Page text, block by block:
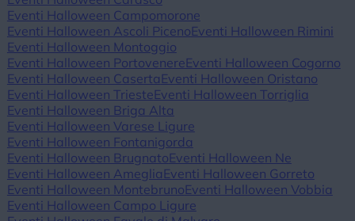
Eventi Halloween Campomorone
Eventi Halloween Ascoli PicenoEventi Halloween Rimini
Eventi Halloween Montoggio
Eventi Halloween PortovenereEventi Halloween Cogorno
Eventi Halloween Caserta Eventi Halloween Oristano
Eventi Halloween TriesteEventi Halloween Torriglia
Eventi Halloween Briga Alta
Eventi Halloween Varese Ligure
Eventi Halloween Fontanigorda
Eventi Halloween BrugnatoEventi Halloween Ne
Eventi Halloween Ameglia Eventi Halloween Gorreto
Eventi Halloween MontebrunoEventi Halloween Vobbia
Eventi Halloween Campo Ligure